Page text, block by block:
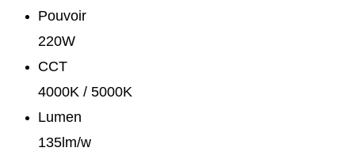
Pouvoir
220W
CCT
4000K / 5000K
Lumen
135lm/w